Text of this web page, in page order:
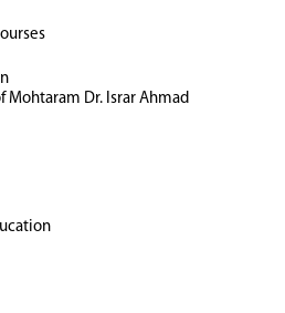
Mohtaram Dr. Israr Ahmad